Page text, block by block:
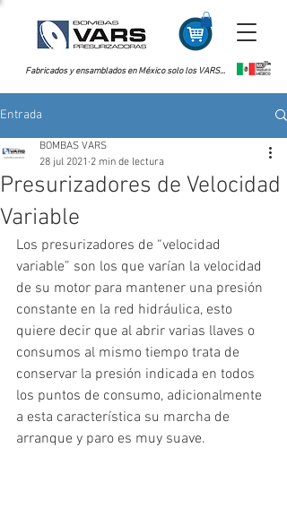
Fabricados y ensamblados en México solo los VARS...
Entrada
Presurizadores de Velocidad
Variable
BOMBAS VARS
28 jul 2021 2 min de lectura
Los presurizadores de “velocidad
variable” son los que varían la velocidad
de su motor para mantener una presión
constante en la red hidráulica, esto
quiere decir que al abrir varias llaves o
consumos al mismo tiempo trata de
conservar la presión indicada en todos
los puntos de consumo, adicionalmente
a esta característica su marcha de
arranque y paro es muy suave.